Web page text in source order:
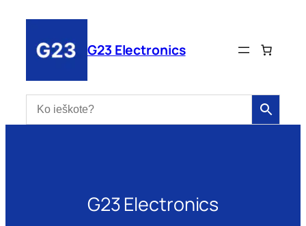
turinio
G23 Electronics
G23 Electronics